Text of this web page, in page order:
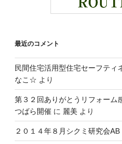
最近のコメント
民間住宅活用型住宅セーフティ
なこ☆ より
第３２回ありがとうリフォー
つばら開催 に 麗美 より
２０１４年８月シクミ研究会AB